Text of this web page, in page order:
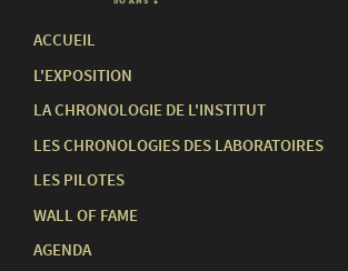
ACCUEIL
L'EXPOSITION
LA CHRONOLOGIE DE L'INSTITUT
LES CHRONOLOGIES DES LABORATOIRES
LES PILOTES
WALL OF FAME
AGENDA